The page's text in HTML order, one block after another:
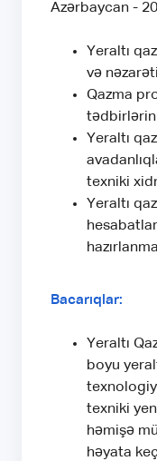
Azərbaycan -
Yeraltı
və
Qazma
Yeraltı
texniki
Yeraltı
Bacarıqlar:
Yeraltı
boyu
texniki
həmişə
həyata